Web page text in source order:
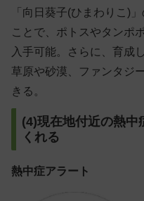
「向日葵子(ひまわりこ)
ことで、ポトスやタンポ
入手可能。さらに、育成
草原や砂漠、ファンタジ
きる。
(4)現在地付近の熱中
くれる
熱中症アラート